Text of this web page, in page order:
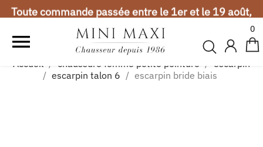
Toute commande passée entre le 1er et le 19 août,
sera expédiée à partir du 20 août. Merci de votre
compréhension.
Vacances d'été
Toute commande passée entre le 1er et le 19 août,

0
Accueil chaussure femme petite pointure
escarpin
escarpin talon 6
escarpin bride biais